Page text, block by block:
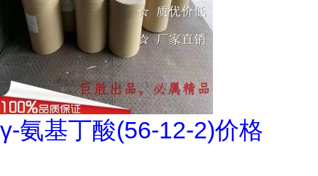
γ-氨基丁酸(56-12-2)价格